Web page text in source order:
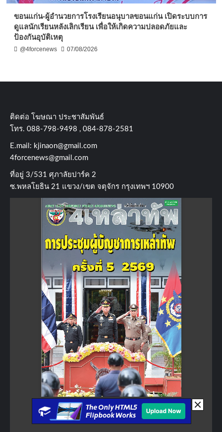
ขอนแก่น-ผู้อำนวยการโรงเรียนอนุบาลขอนแก่น เปิดระบบการ
ดูแลนักเรียนหลังเลิกเรียน เพื่อให้เกิดความปลอดภัยและ
ป้องกันอุบัติเหตุ
@4forcenews 07/08/2026
ติดต่อ​ โฆษณา​ ประชาสัมพันธ์
โทร​. 088-798-9498 , 084-878-2581
E.mail: kjinaon@gmail.com
4forcenews@gmail.com
ที่อยู่​ 3/531​ ศุภาลัยปาร์ค​ 2
ซ.พหลโยธิน​ 21​ แขวง/เขต​ จตุจักร​ กรุงเทพฯ 10900